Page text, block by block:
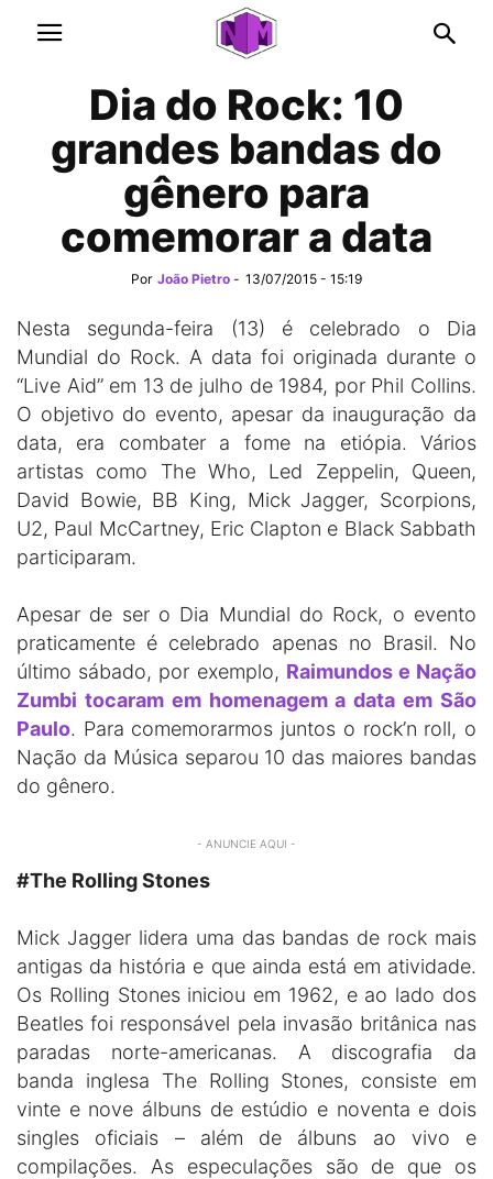
Dia do Rock: 10
grandes bandas do
gênero para
comemorar a data
Por João Pietro - 13/07/2015 - 15:19
Nesta segunda-feira (13) é celebrado o Dia
Mundial do Rock. A data foi originada durante o
“Live Aid” em 13 de julho de 1984, por Phil Collins.
O objetivo do evento, apesar da inauguração da
data, era combater a fome na etiópia. Vários
artistas como The Who, Led Zeppelin, Queen,
David Bowie, BB King, Mick Jagger, Scorpions,
U2, Paul McCartney, Eric Clapton e Black Sabbath
participaram.
Apesar de ser o Dia Mundial do Rock, o evento
praticamente é celebrado apenas no Brasil. No
último sábado, por exemplo, Raimundos e Nação
Zumbi tocaram em homenagem a data em São
Paulo. Para comemorarmos juntos o rock’n roll, o
Nação da Música separou 10 das maiores bandas
do gênero.
- ANUNCIE AQUI -
#The Rolling Stones
Mick Jagger lidera uma das bandas de rock mais
antigas da história e que ainda está em atividade.
Os Rolling Stones iniciou em 1962, e ao lado dos
Beatles foi responsável pela invasão britânica nas
paradas norte-americanas. A discografia da
banda inglesa The Rolling Stones, consiste em
vinte e nove álbuns de estúdio e noventa e dois
singles oficiais – além de álbuns ao vivo e
compilações. As especulações são de que os